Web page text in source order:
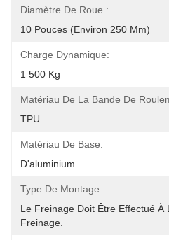
Diamètre De Roue.:
10 Pouces (environ 250 Mm)
Charge Dynamique:
1 500 Kg
Matériau De La Bande De
TPU
Matériau De Base:
D'aluminium
Type De Montage:
Le Freinage Doit Être Effectué À
Freinage.